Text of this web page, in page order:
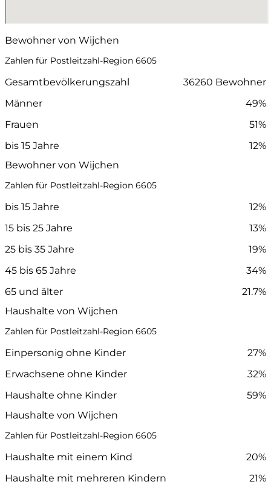
Bewohner von Wijchen
Zahlen für Postleitzahl-Region 6605
Gesamtbevölkerungszahl
36260 Bewohner
Männer
49%
Frauen
51%
bis 15 Jahre
12%
Bewohner von Wijchen
Zahlen für Postleitzahl-Region 6605
bis 15 Jahre
12%
15 bis 25 Jahre
13%
25 bis 35 Jahre
19%
45 bis 65 Jahre
34%
65 und älter
21.7%
Haushalte von Wijchen
Zahlen für Postleitzahl-Region 6605
Einpersonig ohne Kinder
27%
Erwachsene ohne Kinder
32%
Haushalte ohne Kinder
59%
Haushalte von Wijchen
Zahlen für Postleitzahl-Region 6605
Haushalte mit einem Kind
20%
Haushalte mit mehreren Kindern
21%